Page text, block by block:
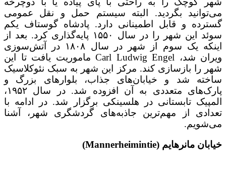
می‌توانید بگردید. البته سیستم حمل و نقل عمومی
گسترده و قابل اطمینانی دارد. پادشاه گوستاف یکم
سوئد این شهر را در سال ۱۵۵۰ پایه‌گذاری کرد. بعد از
اینکه یک سوم از شهر در سال ۱۸۰۸ در آتش‌سوزی
ویران شد، Carl Ludwig Engel ماموریت یافت تا این
شهر را بازسازی کند. مرکز این شهر به سبک نئوکلاسیک
ساخته شد و خیابان‌های جذاب، بلوارهای بزرگ و
پارک‌های متعددی به آن افزوده شد. در سال ۱۹۵۲،
المپیک تابستانی در هلسینکی برگزار شد. در ادامه با
تعدادی از مهم‌ترین جاذبه‌های گردشگری شهر، آشنا
می‌شویم.
خیابان مانرهایم (Mannerheimintie)